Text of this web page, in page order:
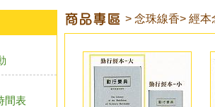
間表
> 念珠線香> 經本